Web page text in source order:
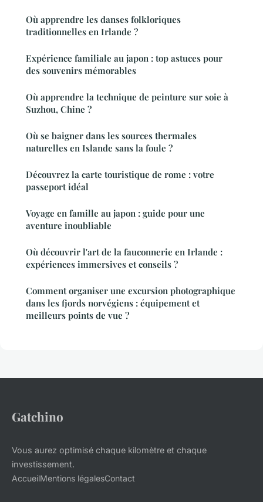
Où apprendre les danses folkloriques
traditionnelles en Irlande ?
Expérience familiale au japon : top astuces pour
des souvenirs mémorables
Où apprendre la technique de peinture sur soie à
Suzhou, Chine ?
Où se baigner dans les sources thermales
naturelles en Islande sans la foule ?
Découvrez la carte touristique de rome : votre
passeport idéal
Voyage en famille au japon : guide pour une
aventure inoubliable
Où découvrir l'art de la fauconnerie en Irlande :
expériences immersives et conseils ?
Comment organiser une excursion photographique
dans les fjords norvégiens : équipement et
meilleurs points de vue ?
Gatchino
Vous aurez optimisé chaque kilomètre et chaque
investissement.
AccueilMentions légalesContact